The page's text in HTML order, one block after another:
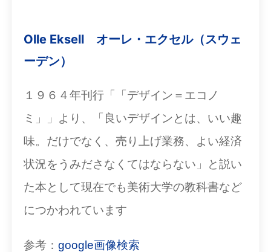
Olle Eksell オーレ・エクセル（スウェ
ーデン）
１９６４年刊行「「デザイン＝エコノ
ミ」」より、「良いデザインとは、いい趣
味。だけでなく、売り上げ業務、よい経済
状況をうみださなくてはならない」と説い
た本として現在でも美術大学の教科書など
につかわれています
参考： google画像検索